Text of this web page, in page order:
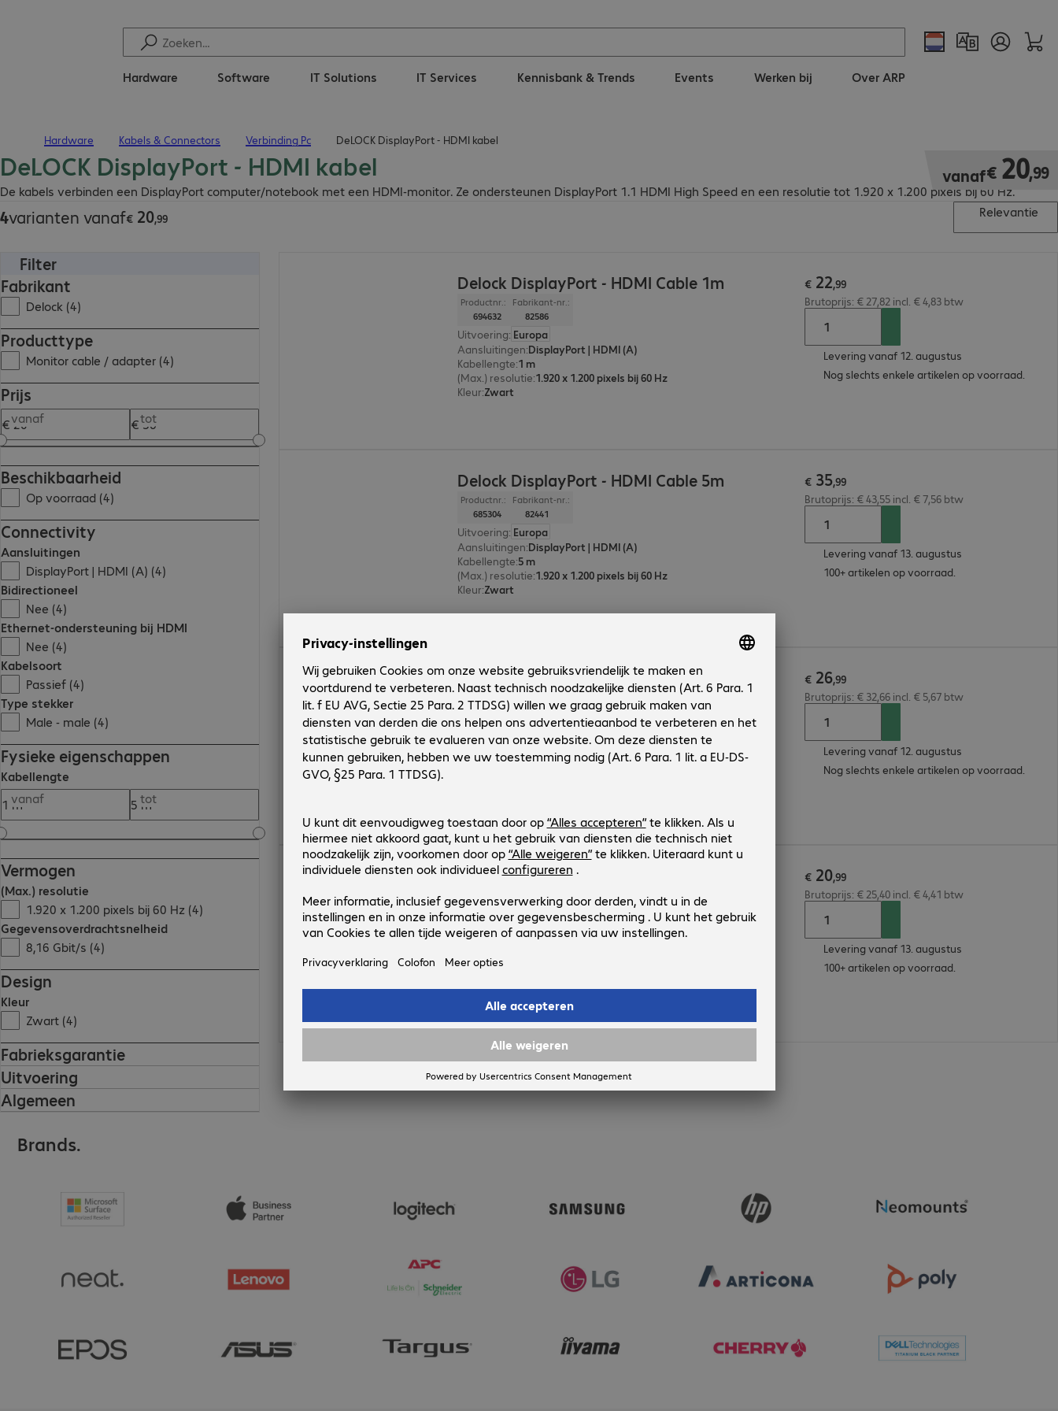
Hardware Software IT Solutions IT Services Kennisbank & Trends Events Werken bij Over ARP
Hardware Kabels & Connectors Verbinding Pc DeLOCK DisplayPort - HDMI kabel
DeLOCK DisplayPort - HDMI kabel
De kabels verbinden een DisplayPort computer/notebook met een HDMI-monitor. Ze ondersteunen DisplayPort 1.1 HDMI High Speed en een resolutie tot 1.920 x 1.200 pixels bij 60 Hz.
vanaf€ 20,99
€ 20,99
4varianten vanaf€ 20,99
€ 20,99
Relevantie
Filter
Fabrikant
Delock (4)
Producttype
Monitor cable / adapter (4)
Prijs
vanaf tot
Beschikbaarheid
Op voorraad (4)
Connectivity
Aansluitingen
DisplayPort | HDMI (A) (4)
Bidirectioneel
Nee (4)
Ethernet-ondersteuning bij HDMI
Nee (4)
Kabelsoort
Passief (4)
Type stekker
Male - male (4)
Fysieke eigenschappen
Kabellengte
vanaf
tot
Vermogen
(Max.) resolutie
1.920 x 1.200 pixels bij 60 Hz (4)
Gegevensoverdrachtsnelheid
8,16 Gbit/s (4)
Design
Kleur
Zwart (4)
Fabrieksgarantie
Uitvoering
Algemeen
Delock DisplayPort - HDMI Cable 1m
Productnr.:
694632
Fabrikant-nr.:
82586
Uitvoering: Europa
Aansluitingen:DisplayPort | HDMI (A)
Kabellengte:1 m
(Max.) resolutie:1.920 x 1.200 pixels bij 60 Hz
Kleur:Zwart
€ 22,99
Brutoprijs: € 27,82 incl. € 4,83 btw
Levering vanaf 12. augustus
Nog slechts enkele artikelen op voorraad.
Delock DisplayPort - HDMI Cable 5m
Productnr.:
685304
Fabrikant-nr.:
82441
Uitvoering: Europa
Aansluitingen:DisplayPort | HDMI (A)
Kabellengte:5 m
(Max.) resolutie:1.920 x 1.200 pixels bij 60 Hz
Kleur:Zwart
€ 35,99
Brutoprijs: € 43,55 incl. € 7,56 btw
Levering vanaf 13. augustus
100+ artikelen op voorraad.
Delock DisplayPort - HDMI Cable 3m
649554
82435
Uitvoering:Europa
Aansluitingen:DisplayPort | HDMI (A)
Kabellengte:3 m
€ 26,99
Brutoprijs: € 32,66 incl. € 5,67 btw
Levering vanaf 12. augustus
Nog slechts enkele artikelen op voorraad.
Delock DisplayPort - HDMI Cable 2m
621283
Fabrikant-nr.:
82587
Uitvoering: Europa
Aansluitingen:DisplayPort | HDMI (A)
Kabellengte
(Max.) resolutie
€ 20,99
€ 20,99
Brutoprijs: € 25,40 incl. € 4,41 btw
Levering vanaf 13. augustus
100+ artikelen op voorraad.
Toon meer
Brands.